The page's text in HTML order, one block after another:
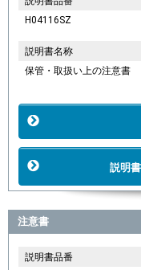
H04116SZ
説明書名称
保管・取扱い上の注意書
説明
注意書
説明書品番